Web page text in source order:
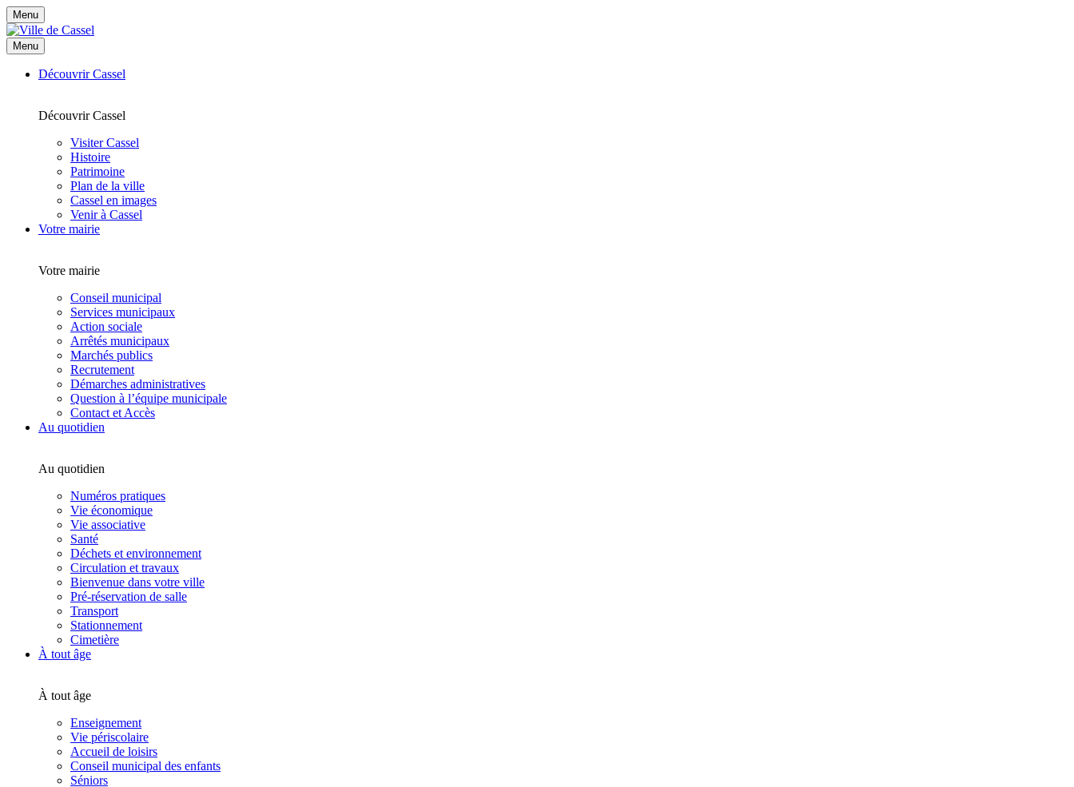
Menu
Menu
Découvrir Cassel
Découvrir Cassel
Visiter Cassel
Histoire
Patrimoine
Plan de la ville
Cassel en images
Venir à Cassel
Votre mairie
Votre mairie
Conseil municipal
Services municipaux
Action sociale
Arrêtés municipaux
Marchés publics
Recrutement
Démarches administratives
Question à l’équipe municipale
Contact et Accès
Au quotidien
Au quotidien
Numéros pratiques
Vie économique
Vie associative
Santé
Déchets et environnement
Circulation et travaux
Bienvenue dans votre ville
Pré-réservation de salle
Transport
Stationnement
Cimetière
À tout âge
À tout âge
Enseignement
Vie périscolaire
Accueil de loisirs
Conseil municipal des enfants
Séniors